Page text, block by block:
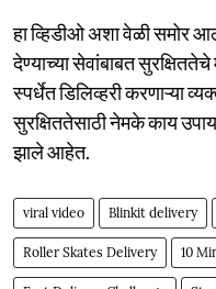
हा व्हिडीओ अशा वेळी समोर
देण्याच्या सेवांबाबत
स्पर्धेत डिलिव्हरी करणाऱ्या
सुरक्षिततेसाठी नेमके काय
झाले आहेत.
viral video Blinkit delivery
Roller Skates Delivery 10